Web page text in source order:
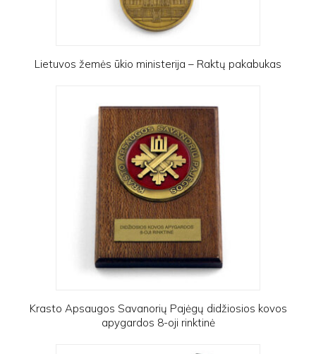
Lietuvos žemės ūkio ministerija – Raktų pakabukas
Krasto Apsaugos Savanorių Pajėgų didžiosios kovos
apygardos 8-oji rinktinė